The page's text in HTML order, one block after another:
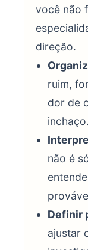
você não
direção.
ruim,
dor de
inchaço.
não é
Definir
ajustar